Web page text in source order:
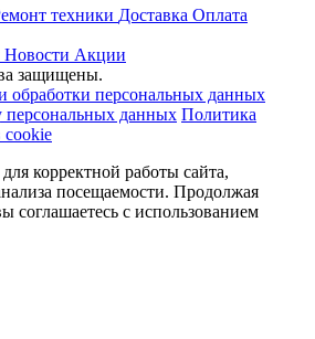
техники Доставка Оплата
Новости Акции
защищены.
обработки персональных данных
персональных данных Политика
cookie
корректной работы сайта,
посещаемости. Продолжая
соглашаетесь с использованием